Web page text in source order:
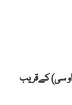
او سی) کےقریب